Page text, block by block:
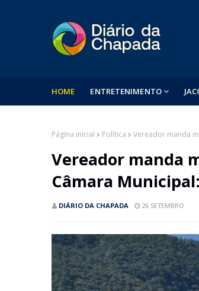
HOME ENTRETENIMENTO
Página inicial Política Vereador manda
Vereador manda
Câmara
DIÁRIO DA CHAPADA 26 SETEMBRO